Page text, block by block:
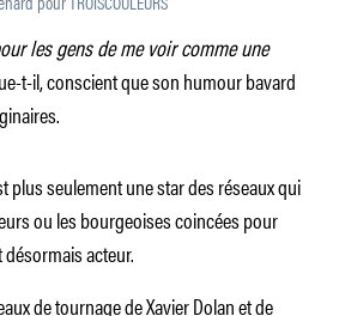
les gens de me voir comme une
t-il, conscient que son humour bavard
plus seulement une star des réseaux qui
ou les bourgeoises coincées pour
acteur.
de tournage deXavier Dolanet de